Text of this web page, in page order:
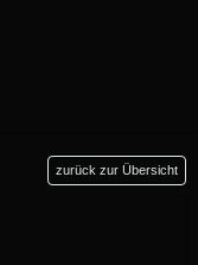
zurück zur Übersicht